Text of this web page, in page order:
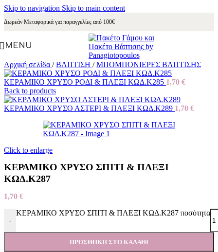
Skip to navigation Skip to main content
Δωρεάν Μεταφορικά για παραγγελίες από 100€
MENU
Αρχική σελίδα / ΒΑΠΤΙΣΗ / ΜΠΟΜΠΟΝΙΕΡΕΣ ΒΑΠΤΙΣΗΣ
ΚΕΡΑΜΙΚΟ ΧΡΥΣΟ ΡΟΔΙ & ΠΛΕΞΙ ΚΩΔ.Κ285 1,70 €
Back to products
ΚΕΡΑΜΙΚΟ ΧΡΥΣΟ ΑΣΤΕΡΙ & ΠΛΕΞΙ ΚΩΔ.Κ289 1,70 €
Click to enlarge
ΚΕΡΑΜΙΚΟ ΧΡΥΣΟ ΣΠΙΤΙ & ΠΛΕΞΙ
ΚΩΔ.Κ287
1,70 €
-
ΚΕΡΑΜΙΚΟ ΧΡΥΣΟ ΣΠΙΤΙ & ΠΛΕΞΙ ΚΩΔ.Κ287 ποσότητα
ΠΡΟΣΘΉΚΗ ΣΤΟ ΚΑΛΆΘΙ